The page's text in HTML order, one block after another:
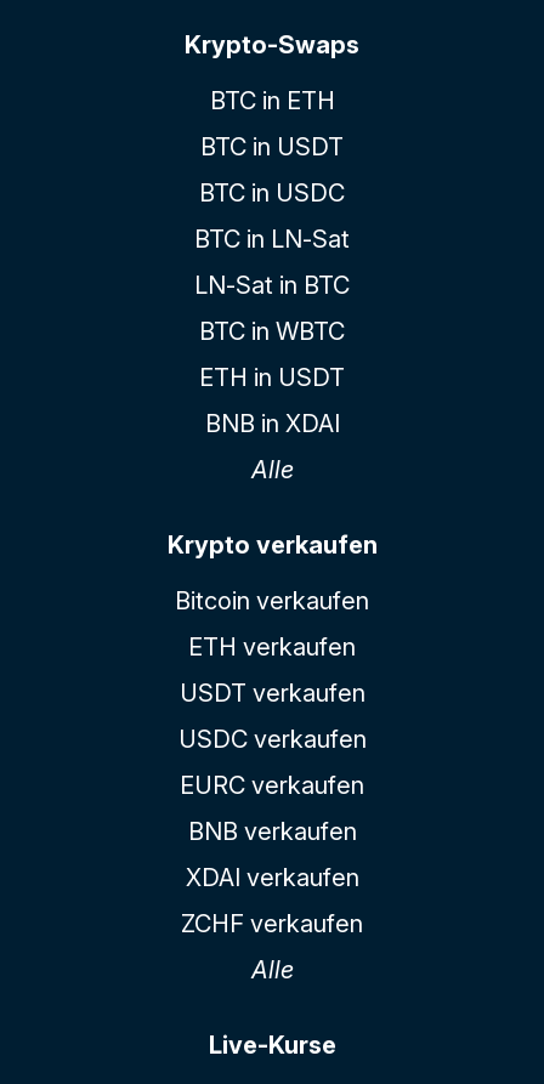
Krypto-Swaps
BTC in ETH
BTC in USDT
BTC in USDC
BTC in LN-Sat
LN-Sat in BTC
BTC in WBTC
ETH in USDT
BNB in XDAI
Alle
Krypto verkaufen
Bitcoin verkaufen
ETH verkaufen
USDT verkaufen
USDC verkaufen
EURC verkaufen
BNB verkaufen
XDAI verkaufen
ZCHF verkaufen
Alle
Live-Kurse